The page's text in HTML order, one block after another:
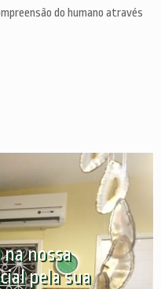
do humano através
nossa
pela sua